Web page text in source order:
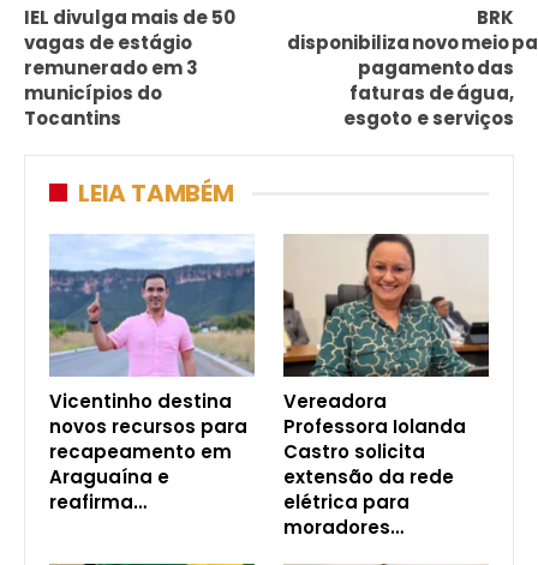
IEL divulga mais de 50
vagas de estágio
remunerado em 3
municípios do
Tocantins
BRK
disponibiliza novo meio
pagamento das
faturas de água,
esgoto e serviços
LEIA TAMBÉM
Vicentinho destina
novos recursos para
recapeamento em
Araguaína e
reafirma…
Vereadora
Professora Iolanda
Castro solicita
extensão da rede
elétrica para
moradores…